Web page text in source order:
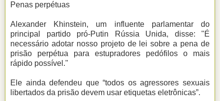
Penas perpétuas
Alexander Khinstein, um influente parlamentar do
principal partido pró-Putin Rússia Unida, disse: "É
necessário adotar nosso projeto de lei sobre a pena de
prisão perpétua para estupradores pedófilos o mais
rápido possível."
Ele ainda defendeu que “todos os agressores sexuais
libertados da prisão devem usar etiquetas eletrônicas”.